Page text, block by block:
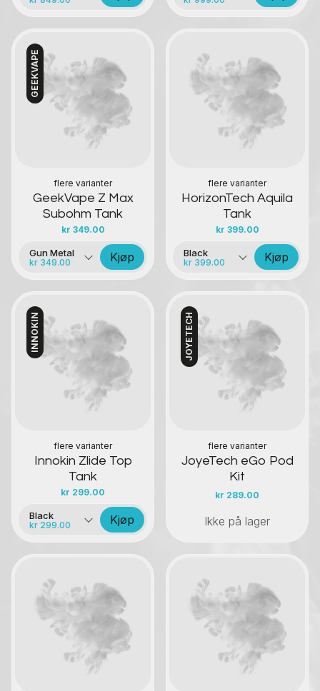
GEEKVAPE
flere varianter
GeekVape Z Max
Subohm Tank
kr 349.00
Kontakt oss
Gun Metal
kr 349.00 Kjøp
flere varianter
HorizonTech Aquila
Tank
kr 399.00
Kontakt oss
Black
kr 399.00 Kjøp
INNOKIN
flere varianter
Innokin Zlide Top
Tank
kr 299.00
Kontakt oss
Black
kr 299.00 Kjøp
JOYETECH
flere varianter
JoyeTech eGo Pod
Kit
kr 289.00
Kontakt oss
Ikke på lager
Kontakt oss Kontakt oss